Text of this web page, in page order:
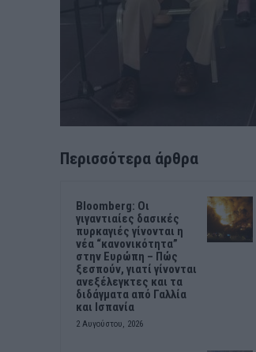
Περισσότερα άρθρα
Bloomberg: Οι
γιγαντιαίες δασικές
πυρκαγιές γίνονται η
νέα “κανονικότητα”
στην Ευρώπη – Πώς
ξεσπούν, γιατί γίνονται
ανεξέλεγκτες και τα
διδάγματα από Γαλλία
και Ισπανία
2 Αυγούστου, 2026